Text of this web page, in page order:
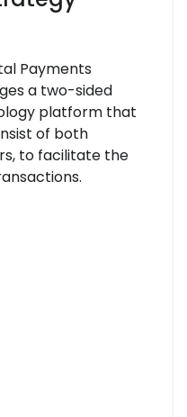
Payments
a two-sided
platform that
of both
to facilitate the